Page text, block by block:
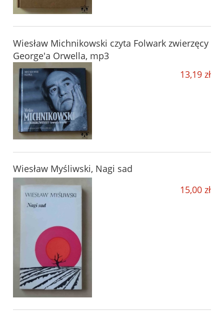
Wiesław Michnikowski czyta Folwark zwierzęcy
George'a Orwella, mp3
13,19 zł
Wiesław Myśliwski, Nagi sad
15,00 zł